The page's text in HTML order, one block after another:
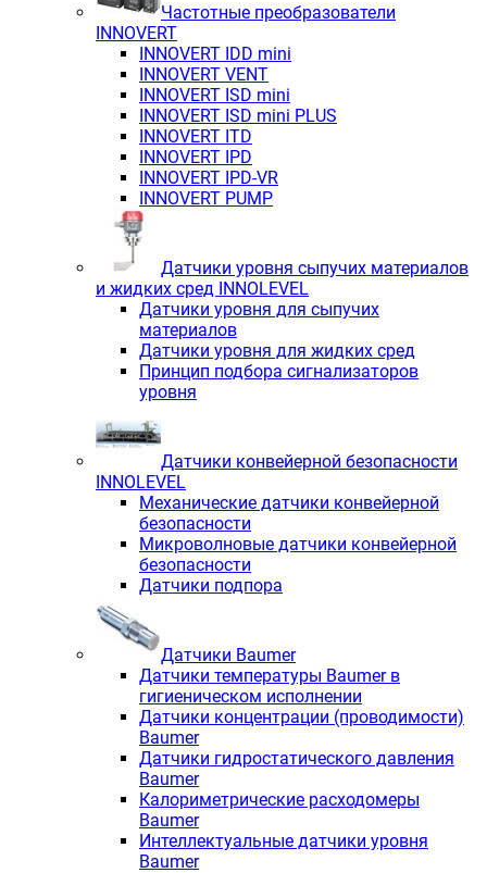
Частотные преобразователи
INNOVERT
INNOVERT IDD mini
INNOVERT VENT
INNOVERT ISD mini
INNOVERT ISD mini PLUS
INNOVERT ITD
INNOVERT IРD
INNOVERT IРD-VR
INNOVERT PUMP
Датчики уровня сыпучих материалов
и жидких сред INNOLEVEL
Датчики уровня для сыпучих
материалов
Датчики уровня для жидких сред
Принцип подбора сигнализаторов
уровня
Датчики конвейерной безопасности
INNOLEVEL
Механические датчики конвейерной
безопасности
Микроволновые датчики конвейерной
безопасности
Датчики подпора
Датчики Baumer
Датчики температуры Baumer в
гигиеническом исполнении
Датчики концентрации (проводимости)
Baumer
Датчики гидростатического давления
Baumer
Калориметрические расходомеры
Baumer
Интеллектуальные датчики уровня
Baumer